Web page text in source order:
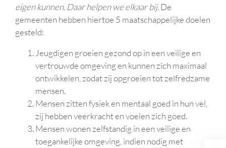
eigen kunnen. Daar helpen we elkaar bij.De
gemeenten hebben hiertoe 5 maatschappelijke doelen
gesteld:
Jeugdigen groeien gezond op in een veilige en
vertrouwde omgeving en kunnen zich maximaal
ontwikkelen, zodat zij opgroeien tot zelfredzame
mensen.
Mensen zitten fysiek en mentaal goed in hun vel,
zij hebben veerkracht en voelen zich goed.
Mensen wonen zelfstandig in een veilige en
toegankelijke omgeving, indien nodig met